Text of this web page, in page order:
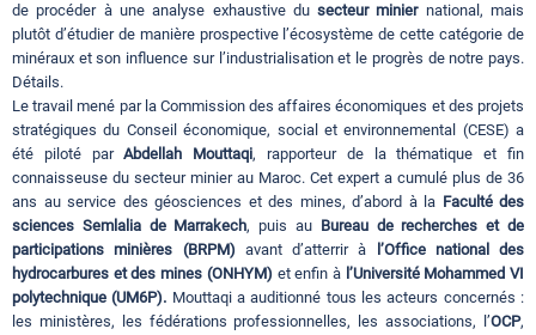
de procéder à une analyse exhaustive dusecteur miniernational, mais
plutôt d’étudier de manière prospective l’écosystème de cette catégorie de
minéraux et son influence sur l’industrialisation et le progrès de notre pays.
Détails.
Le travail mené par la Commission des affaires économiques et des projets
stratégiques du Conseil économique, social et environnemental (CESE) a
été piloté parAbdellah Mouttaqi, rapporteur de la thématique et fin
connaisseuse du secteur minier au Maroc. Cet expert a cumulé plus de 36
ans au service des géosciences et des mines, d’abord à la Faculté des
sciences Semlalia de Marrakech, puis au Bureau de recherches et de
participations minières (BRPM) avant d’atterrir à
l’Office national des
hydrocarbures et des mines (ONHYM) et enfin à l’Université Mohammed VI
polytechnique (UM6P). Mouttaqi a auditionné tous les acteurs concernés :
les ministères, les fédérations professionnelles, les associations, l’OCP,